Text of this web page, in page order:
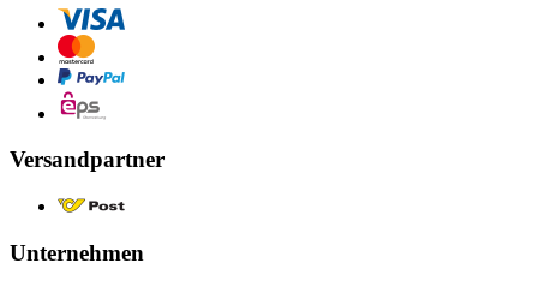
Versandpartner
Unternehmen